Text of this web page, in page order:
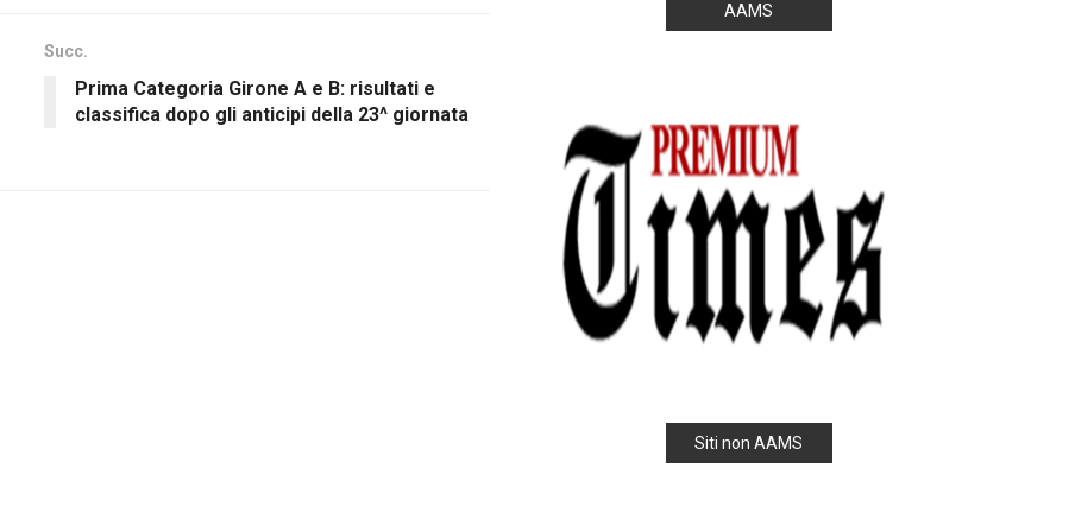
Succ.
Prima Categoria Girone A e B: risultati e
classifica dopo gli anticipi della 23^ giornata
AAMS
Siti non AAMS